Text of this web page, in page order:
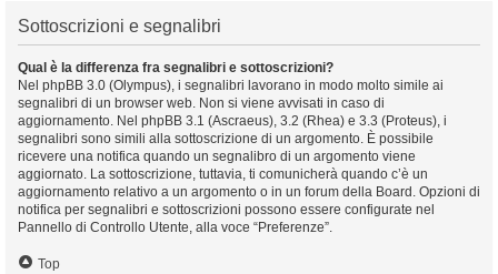
Sottoscrizioni e segnalibri
Qual è la differenza fra segnalibri e sottoscrizioni?
Nel phpBB 3.0 (Olympus), i segnalibri lavorano in modo molto simile ai
segnalibri di un browser web. Non si viene avvisati in caso di
aggiornamento. Nel phpBB 3.1 (Ascraeus), 3.2 (Rhea) e 3.3 (Proteus), i
segnalibri sono simili alla sottoscrizione di un argomento. È possibile
ricevere una notifica quando un segnalibro di un argomento viene
aggiornato. La sottoscrizione, tuttavia, ti comunicherà quando c’è un
aggiornamento relativo a un argomento o in un forum della Board. Opzioni di
notifica per segnalibri e sottoscrizioni possono essere configurate nel
Pannello di Controllo Utente, alla voce “Preferenze”.
Top